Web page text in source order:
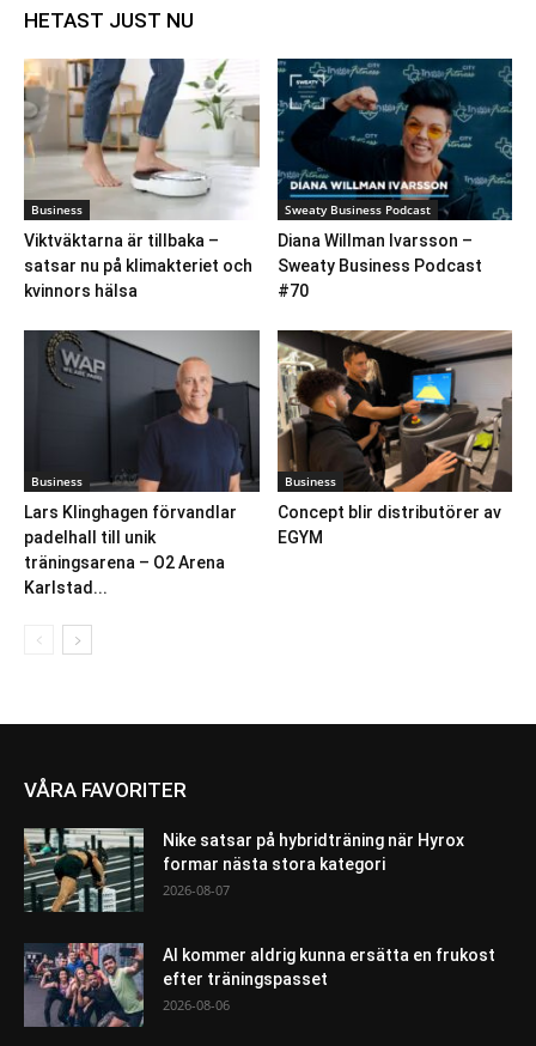
HETAST JUST NU
Business
Viktväktarna är tillbaka –
satsar nu på klimakteriet och
kvinnors hälsa
Sweaty Business Podcast
Diana Willman Ivarsson –
Sweaty Business Podcast
#70
Business
Lars Klinghagen förvandlar
padelhall till unik
träningsarena – O2 Arena
Karlstad...
Business
Concept blir distributörer av
EGYM
VÅRA FAVORITER
Nike satsar på hybridträning när Hyrox
formar nästa stora kategori
2026-08-07
AI kommer aldrig kunna ersätta en frukost
efter träningspasset
2026-08-06